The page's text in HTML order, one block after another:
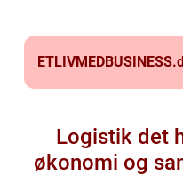
ETLIVMEDBUSINESS.
Logistik det
økonomi og